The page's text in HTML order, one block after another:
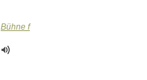
Bühne f